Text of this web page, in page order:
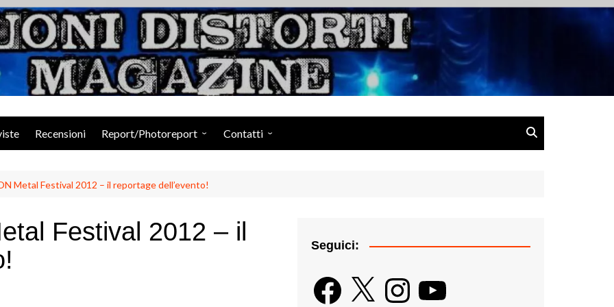
Suoni Distorti Magazine
Recensioni Report/Photoreport Contatti
Metal Festival 2012 – il reportage dell’evento!
Festival 2012 – il
Seguici:
Facebook
X InstagramYouTube